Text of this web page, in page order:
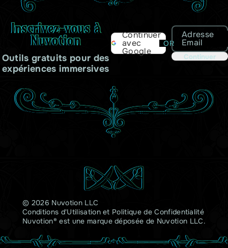
Inscrivez-vous à
Nuvotion
Outils gratuits pour des
expériences immersives
Continuer
avec
Google
OR
Adresse
Email
Continuer
© 2026 Nuvotion LLC
Conditions d'Utilisationet Politique de Confidentialité
Nuvotion® est une marque déposée de Nuvotion LLC.